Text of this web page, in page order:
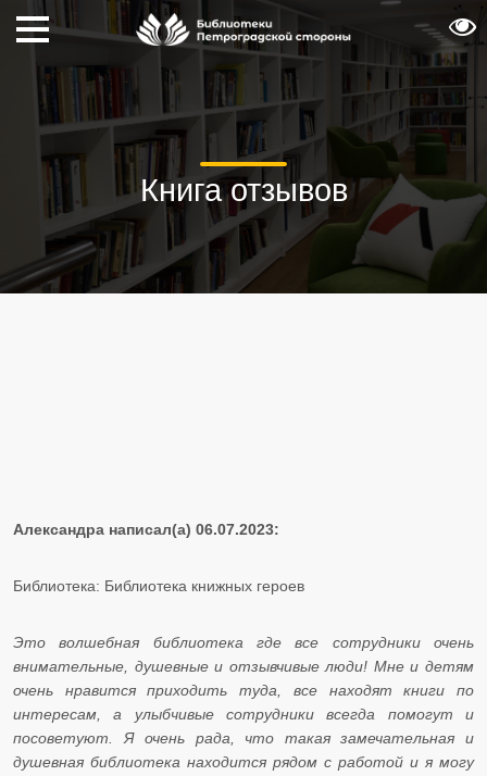
Книга отзывов
Александра написал(а) 06.07.2023:
Библиотека: Библиотека книжных героев
Это волшебная библиотека где все сотрудники очень
внимательные, душевные и отзывчивые люди! Мне и детям
очень нравится приходить туда, все находят книги по
интересам, а улыбчивые сотрудники всегда помогут и
посоветуют. Я очень рада, что такая замечательная и
душевная библиотека находится рядом с работой и я могу